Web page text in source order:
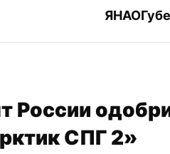
ЯНАО
России
СПГ 2»